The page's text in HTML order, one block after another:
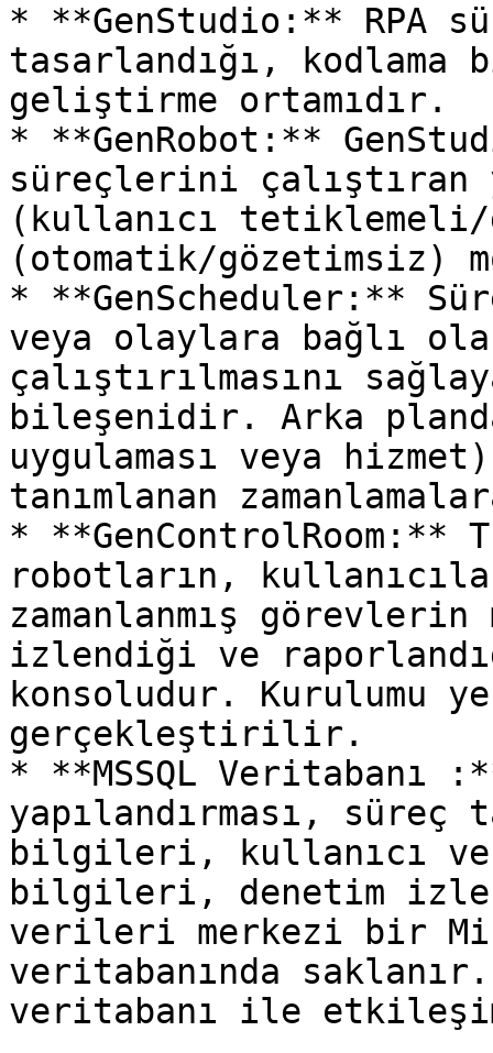
* **GenStudio:** RPA
tasarlandığı,
geliştirme ortamıdır.
* **GenRobot:**
süreçlerini çalıştıran
(kullanıcı tetiklemeli/
(otomatik/gözetimsiz)
* **GenScheduler:**
veya olaylara bağlı
çalıştırılmasını
bileşenidir. Arka
uygulaması veya
tanımlanan
* **GenControlRoom:**
robotların,
zamanlanmış
izlendiği ve
konsoludur. Kurulumu
gerçekleştirilir.
* **MSSQL Veritabanı
yapılandırması, süreç
bilgileri, kullanıcı
bilgileri, denetim
verileri merkezi bir
veritabanında